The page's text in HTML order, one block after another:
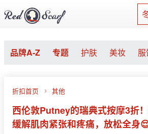
品牌A-Z 专题 护肤 美妆
折扣首页 其他
西伦敦Putney的瑞典式按摩3折！
缓解肌肉紧张和疼痛，放松全身